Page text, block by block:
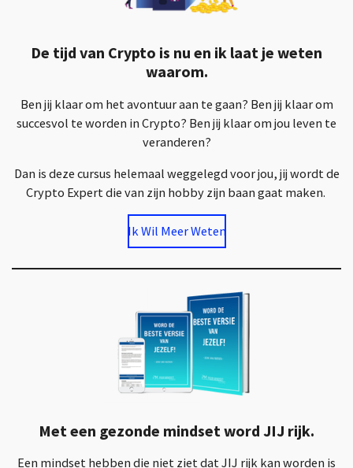
De tijd van Crypto is nu en ik laat je weten
waarom.
Ben jij klaar om het avontuur aan te gaan? Ben jij klaar om
succesvol te worden in Crypto? Ben jij klaar om jou leven te
veranderen?
Dan is deze cursus helemaal weggelegd voor jou, jij wordt de
Crypto Expert die van zijn hobby zijn baan gaat maken.
Ik Wil Meer Weten
Met een gezonde mindset word JIJ rijk.
Een mindset hebben die niet ziet dat JIJ rijk kan worden is